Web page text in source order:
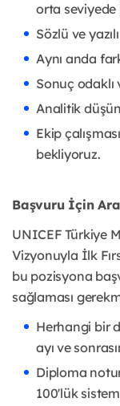
orta
Sözlü ve
Aynı anda
Sonuç
Analitik
Ekip
bekliyoruz.
Başvuru İçin
UNICEF Türkiye
Vizyonuyla İlk
bu pozisyona
sağlaması
Herhangi bir
ayı ve
Diploma
100'lük